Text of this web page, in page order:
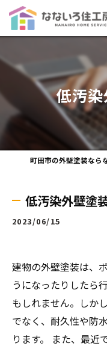
低汚
低汚染外壁塗
2023/06/15
建物の外壁塗装は、
うになったりしたら
もしれません。しか
でなく、耐久性や防
ります。 また、最近